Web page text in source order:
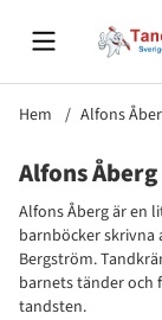
Hem Alfons
Alfons Åberg
Alfons Åberg är en
barnböcker skrivna
Bergström.
barnets tänder och
tandsten.